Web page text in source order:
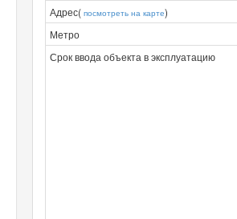
Адрес( посмотреть на карте)
Метро
Срок ввода объекта в эксплуатацию